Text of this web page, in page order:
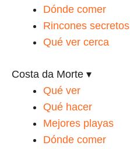
Dónde comer
Rincones secretos
Qué ver cerca
Costa da Morte ▾
Qué ver
Qué hacer
Mejores playas
Dónde comer